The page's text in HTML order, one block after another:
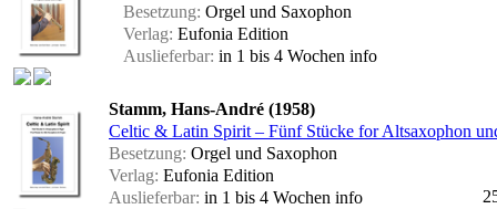
Besetzung: Orgel und Saxophon
Verlag: Eufonia Edition
Auslieferbar: in 1 bis 4 Wochen info
Stamm, Hans-André (1958)
Celtic & Latin Spirit – Fünf Stücke for Altsaxophon
Besetzung: Orgel und Saxophon
Verlag: Eufonia Edition
Auslieferbar: in 1 bis 4 Wochen info